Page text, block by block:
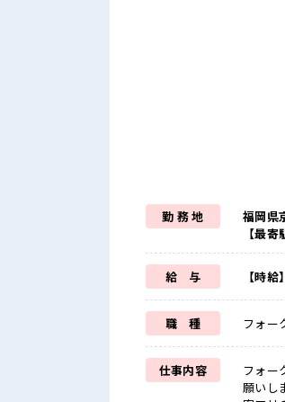
勤 務 地
福岡県
【最
給 与 【時
職 種 フォー
仕事内容
フォー
願いし